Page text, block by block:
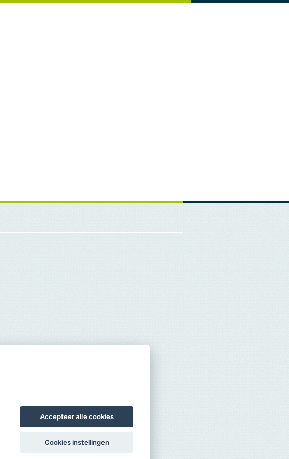
Accepteer alle cookies
Cookies instellingen